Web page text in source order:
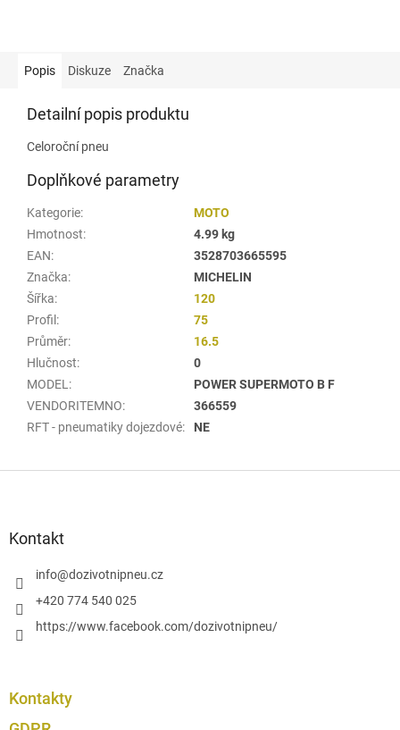
Popis Diskuze Značka
Detailní popis produktu
Celoroční pneu
Doplňkové parametry
Kategorie:
MOTO
Hmotnost:
4.99 kg
EAN:
3528703665595
Značka:
MICHELIN
Šířka:
120
Profil :
75
Průměr:
16.5
Hlučnost:
0
MODEL :
POWER SUPERMOTO B F
VENDORITEMNO:
366559
RFT - pneumatiky dojezdové: NE
Kontakt
info@dozivotnipneu.cz
+420 774 540 025
https://www.facebook.com/dozivotnipneu/
Kontakty